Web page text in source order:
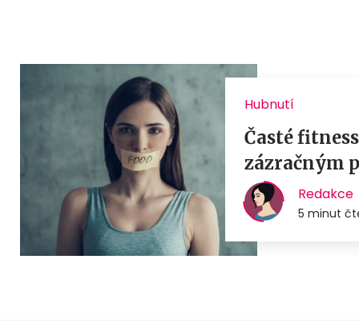
Hubnutí
Časté
zázračným
Redakce
5 minut